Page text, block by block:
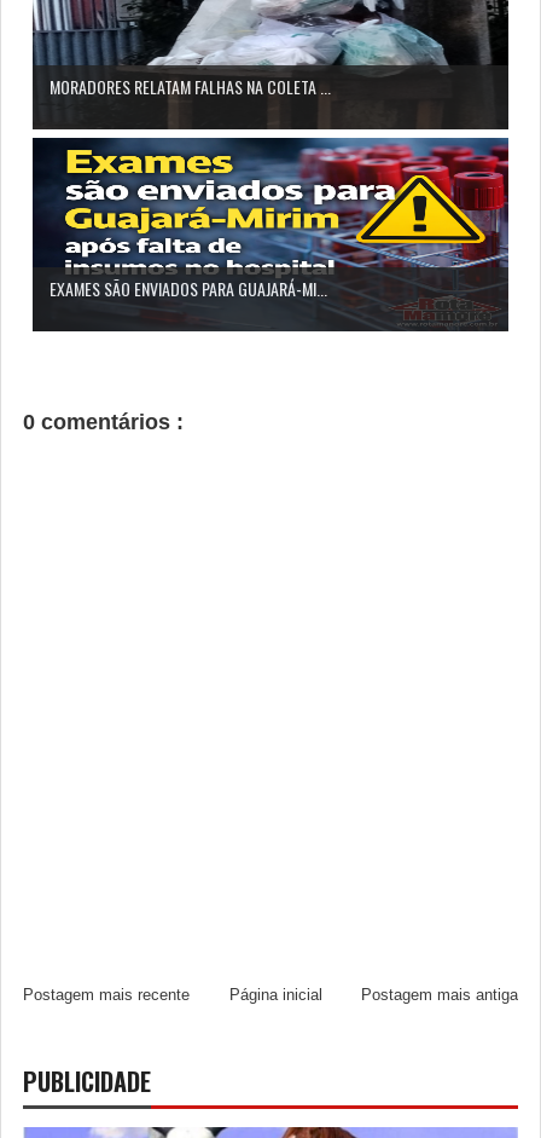
MORADORES RELATAM FALHAS NA COLETA ...
EXAMES SÃO ENVIADOS PARA GUAJARÁ-MI...
0 comentários :
Postagem mais recente Postagem mais antiga
Página inicial
PUBLICIDADE